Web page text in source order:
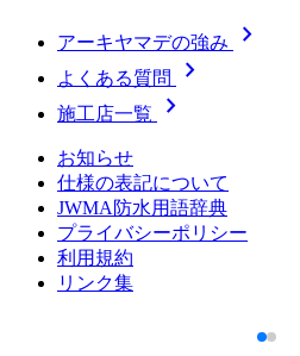
アーキヤマデの強み chevron_right
よくある質問 chevron_right
施工店一覧 chevron_right
お知らせ
仕様の表記について
JWMA防水用語辞典
プライバシーポリシー
利用規約
リンク集